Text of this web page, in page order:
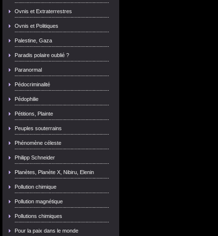
Ovnis et Extraterrestres
Ovnis et Politiques
Palestine, Gaza
Paradis polaire oublié ?
Paranormal
Pédocriminalité
Pédophilie
Pétitions, Plainte
Peuples souterrains
Phénomène céleste
Philipp Schneider
Planètes, Planète X, Nibiru, Elenin
Pollution chimique
Pollution magnétique
Pollutions chimiques
Pour la paix dans le monde